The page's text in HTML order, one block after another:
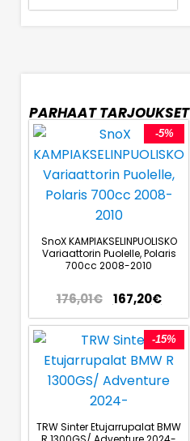
PARHAAT TARJOUKSET
-5%
SnoX KAMPIAKSELINPUOLISKO
Variaattorin Puolelle, Polaris
700cc 2008-2010
176,01€ 167,20€
-15%
TRW Sinter Etujarrupalat BMW